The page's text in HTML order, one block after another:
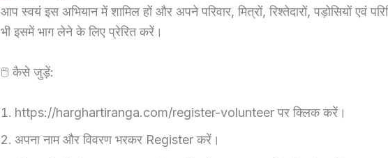
आप स्वयं इस अभियान में शामिल हों और अपने परिवार, मित्रों, रिश्तेदारों, पड़ोसियों एवं
भी इसमें भाग लेने के लिए प्रेरित करें।
🖱 कैसे जुड़ें:
https://harghartiranga.com/register-volunteer पर क्लिक करें।
अपना नाम और विवरण भरकर Register करें।